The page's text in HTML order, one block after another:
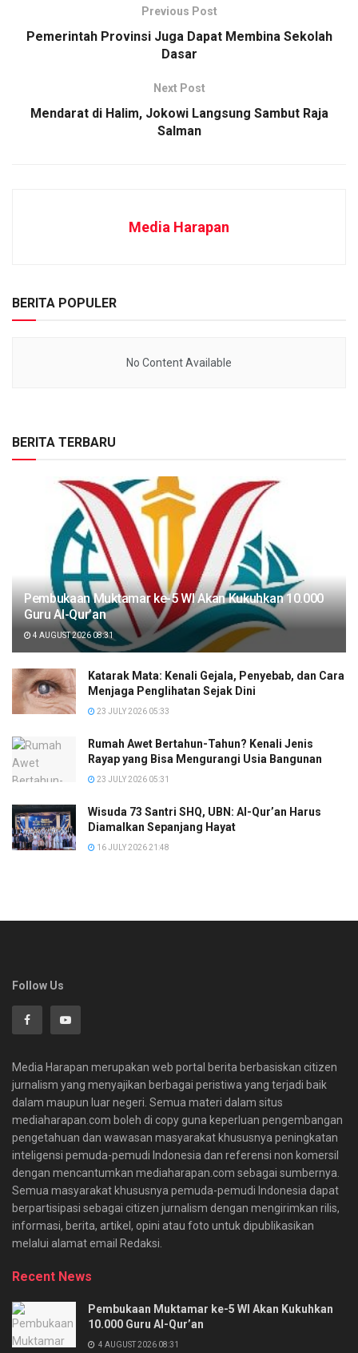
Previous Post
Pemerintah Provinsi Juga Dapat Membina Sekolah
Dasar
Next Post
Mendarat di Halim, Jokowi Langsung Sambut Raja
Salman
Media Harapan
BERITA POPULER
No Content Available
BERITA TERBARU
Pembukaan Muktamar ke-5 WI Akan Kukuhkan 10.000
Guru Al-Qur’an
4 AUGUST 2026 08:31
Katarak Mata: Kenali Gejala, Penyebab, dan Cara
Menjaga Penglihatan Sejak Dini
23 JULY 2026 05:33
Rumah Awet Bertahun-Tahun? Kenali Jenis
Rayap yang Bisa Mengurangi Usia Bangunan
23 JULY 2026 05:31
Wisuda 73 Santri SHQ, UBN: Al-Qur’an Harus
Diamalkan Sepanjang Hayat
16 JULY 2026 21:48
Follow Us
Media Harapan merupakan web portal berita berbasiskan citizen
jurnalism yang menyajikan berbagai peristiwa yang terjadi baik
dalam maupun luar negeri. Semua materi dalam situs
mediaharapan.com boleh di copy guna keperluan pengembangan
pengetahuan dan wawasan masyarakat khususnya peningkatan
inteligensi pemuda-pemudi Indonesia dan referensi non komersil
dengan mencantumkan mediaharapan.com sebagai sumbernya.
Semua masyarakat khususnya pemuda-pemudi Indonesia dapat
berpartisipasi sebagai citizen jurnalism dengan mengirimkan rilis,
informasi, berita, artikel, opini atau foto untuk dipublikasikan
melalui alamat email Redaksi.
Recent News
Pembukaan Muktamar ke-5 WI Akan Kukuhkan
10.000 Guru Al-Qur’an
4 AUGUST 2026 08:31